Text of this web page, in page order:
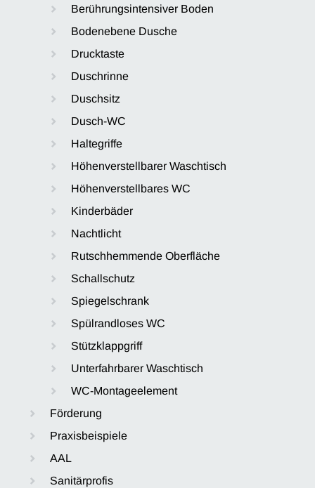
Berührungsintensiver Boden
Bodenebene Dusche
Drucktaste
Duschrinne
Duschsitz
Dusch-WC
Haltegriffe
Höhenverstellbarer Waschtisch
Höhenverstellbares WC
Kinderbäder
Nachtlicht
Rutschhemmende Oberfläche
Schallschutz
Spiegelschrank
Spülrandloses WC
Stützklappgriff
Unterfahrbarer Waschtisch
WC-Montageelement
Förderung
Praxisbeispiele
AAL
Sanitärprofis